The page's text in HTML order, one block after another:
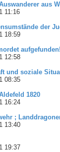
aus
11:16
der
18:59
aufgefunden!
12:58
und soziale
08:35
1820
16:24
;
13:40
19:37